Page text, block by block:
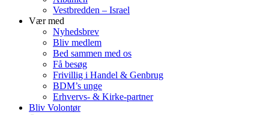
Vestbredden – Israel
Vær med
Nyhedsbrev
Bliv medlem
Bed sammen med os
Få besøg
Frivillig i Handel & Genbrug
BDM’s unge
Erhvervs- & Kirke-partner
Bliv Volontør